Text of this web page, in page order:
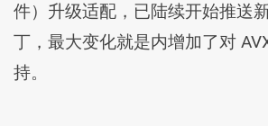
件）升级适配，已陆续开始推送
丁，最大变化就是内增加了对
持。